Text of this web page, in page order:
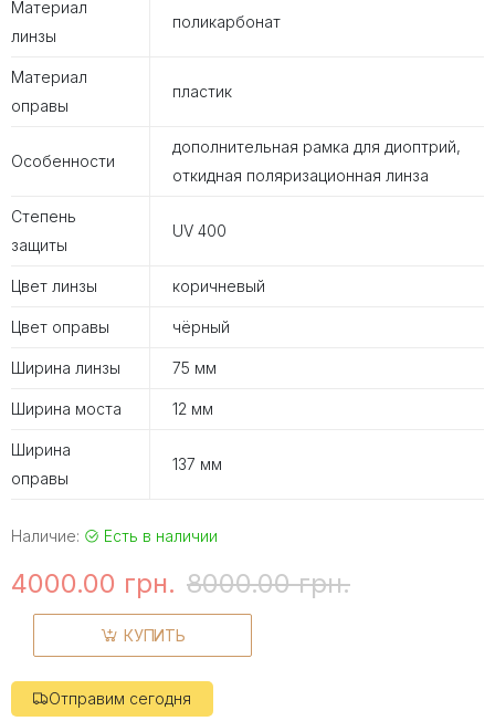
Материал
линзы
поликарбонат
Материал
оправы
пластик
Особенности
дополнительная рамка для диоптрий,
откидная поляризационная линза
Степень
защиты
UV 400
Цвет линзы коричневый
Цвет оправы чёрный
Ширина линзы 75 мм
Ширина моста 12 мм
Ширина
оправы
137 мм
Наличие: Есть в наличии
4000.00 грн. 8000.00 грн.
КУПИТЬ
Отправим сегодня